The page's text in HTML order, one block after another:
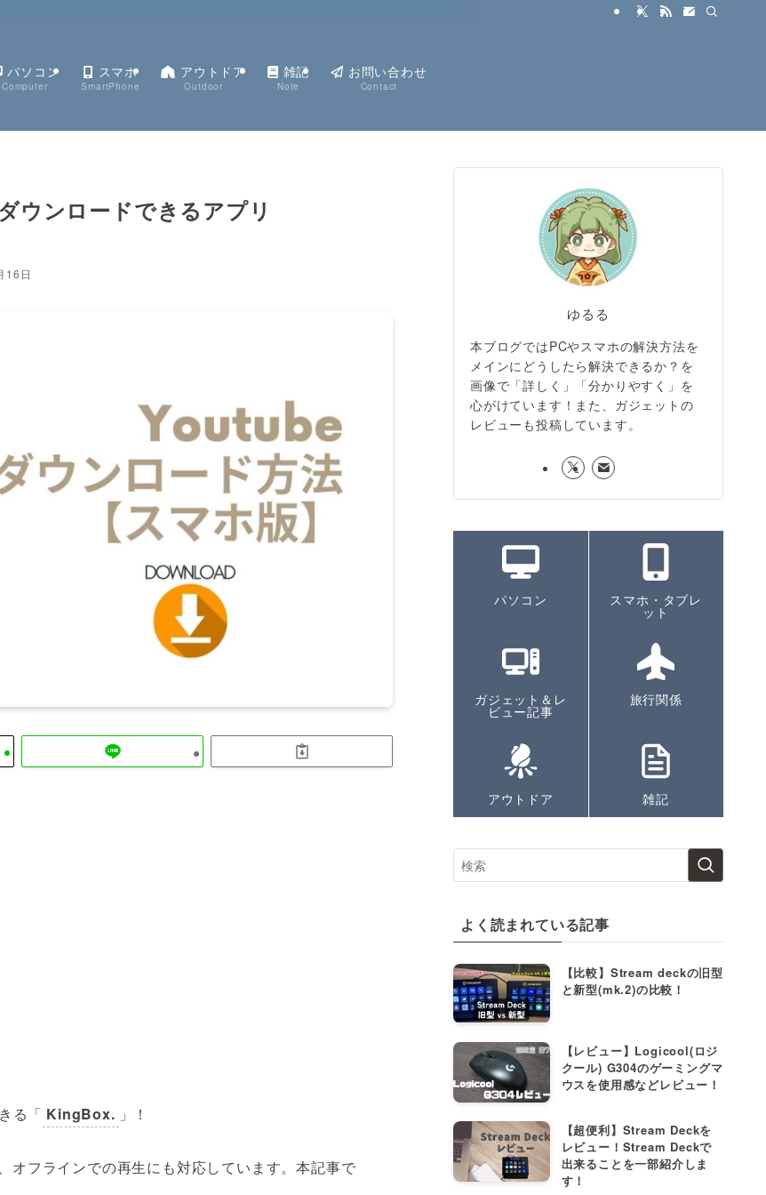
パソコン
Computer
スマホ
SmartPhone
アウトドア
Outdoor
雑記
Note
お問い合わせ
Contact
ウンロードできるアプリ
16日
る「 KingBox. 」！
フラインでの再生にも対応しています。本記事で
ゆるる
本ブログではPCやスマホの解決方法を
メインにどうしたら解決できるか？を
画像で「詳しく」「分かりやすく」を
心がけています！また、ガジェットの
レビューも投稿しています。
パソコン スマホ・タブレ
ット
ガジェット＆レ
ビュー記事
旅行関係
アウトドア 雑記
よく読まれている記事
【比較】Stream deckの旧型
と新型(mk.2)の比較！
【レビュー】Logicool(ロジ
クール) G304のゲーミングマ
ウスを使用感などレビュー！
【超便利】Stream Deckを
レビュー！Stream Deckで
出来ることを一部紹介しま
す！